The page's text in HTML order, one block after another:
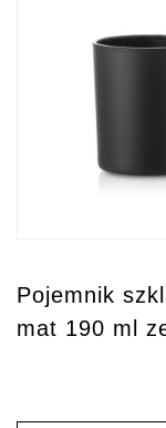
Pojemnik
mat 190 ml